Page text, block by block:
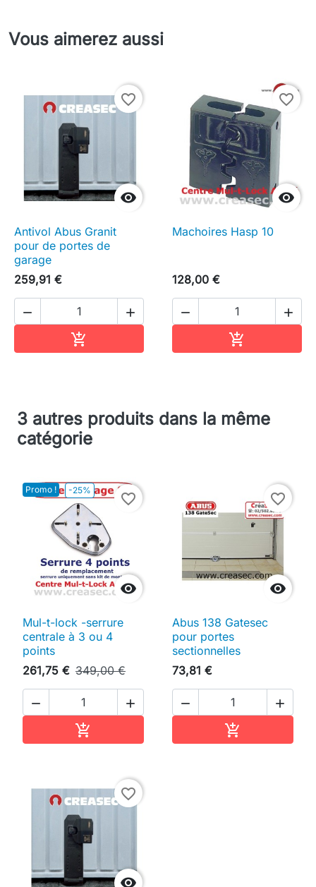
Vous aimerez aussi

favorite_border
Antivol Abus Granit
pour de portes de
garage
259,91 €
 


favorite_border
Machoires Hasp 10
128,00 €
 

3 autres produits dans la même
catégorie
Promo ! -25%

favorite_border
Mul-t-lock -serrure
centrale à 3 ou 4
points
261,75 € 349,00 €
 


favorite_border
Abus 138 Gatesec
pour portes
sectionnelles
73,81 €
 


favorite_border